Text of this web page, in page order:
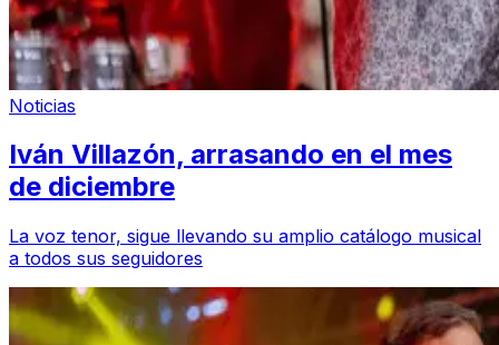
Noticias
Iván Villazón, arrasando en el mes
de diciembre
La voz tenor, sigue llevando su amplio catálogo musical
a todos sus seguidores